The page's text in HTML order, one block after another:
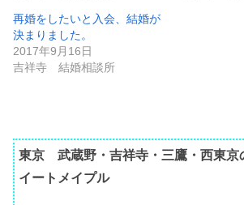
再婚をしたいと入会、結婚が
決まりました。
2017年9月16日
吉祥寺 結婚相談所
東京 武蔵野・吉祥寺・三鷹・西東
イートメイプル